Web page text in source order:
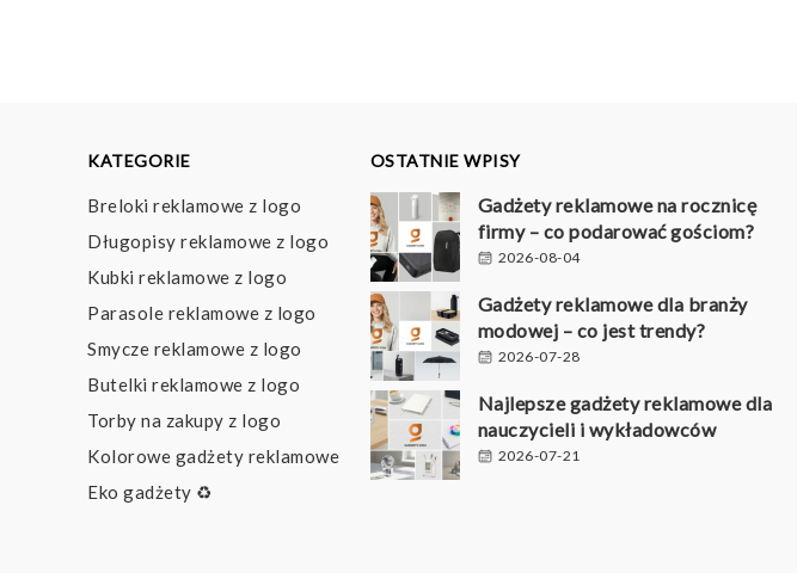
KATEGORIE
Breloki reklamowe z logo
Długopisy reklamowe z logo
Kubki reklamowe z logo
Parasole reklamowe z logo
Smycze reklamowe z logo
Butelki reklamowe z logo
Torby na zakupy z logo
Kolorowe gadżety reklamowe
Eko gadżety ♻️
OSTATNIE WPISY
Gadżety reklamowe na rocznicę
firmy – co podarować gościom?
2026-08-04
Gadżety reklamowe dla branży
modowej – co jest trendy?
2026-07-28
Najlepsze gadżety reklamowe dla
nauczycieli i wykładowców
2026-07-21